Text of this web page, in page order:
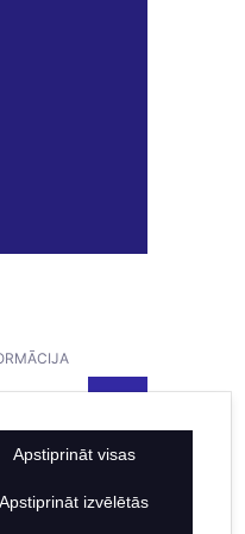
Apstiprināt visas
Apstiprināt izvēlētās